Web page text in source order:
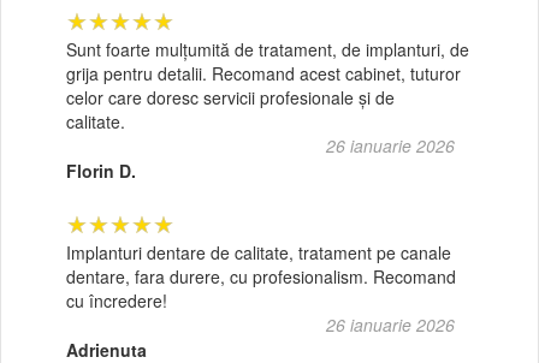
★★★★★
Sunt foarte mulțumită de tratament, de implanturi, de
grija pentru detalii. Recomand acest cabinet, tuturor
celor care doresc servicii profesionale și de
calitate.
26 ianuarie 2026
Florin D.
★★★★★
Implanturi dentare de calitate, tratament pe canale
dentare, fara durere, cu profesionalism. Recomand
cu încredere!
26 ianuarie 2026
Adrienuta